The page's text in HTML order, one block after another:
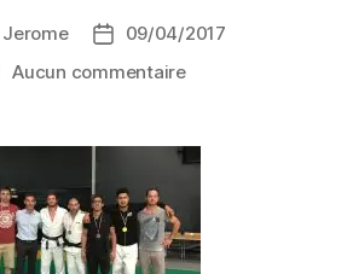
Jerome
09/04/2017
Aucun commentaire